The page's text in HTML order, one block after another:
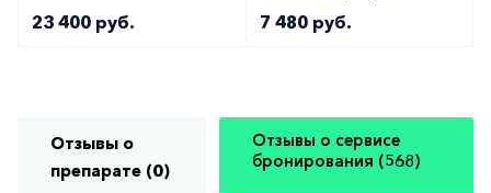
23 400 руб. 7 480 руб.
Отзывы о
препарате (0)
Отзывы о сервисе
бронирования (568)